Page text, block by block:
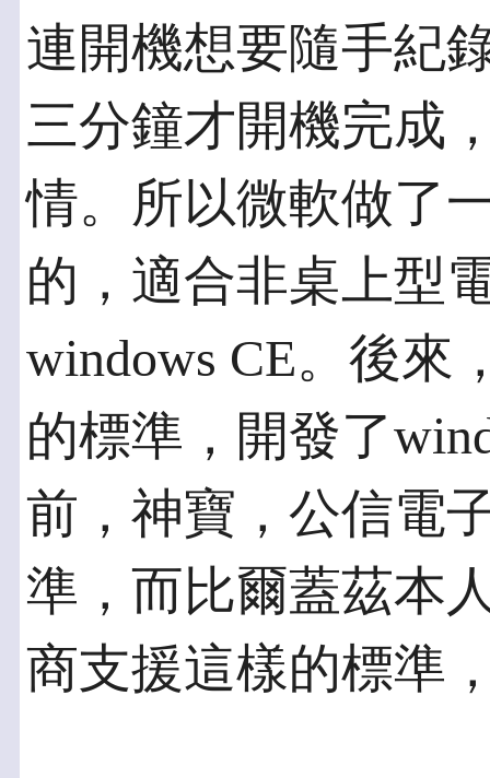
連開機想要隨手紀
三分鐘才開機完成
情。所以微軟做了
的，適合非桌上型
windows CE。後來
的標準，開發了
前，神寶，公信電
準，而比爾蓋茲本
商支援這樣的標準